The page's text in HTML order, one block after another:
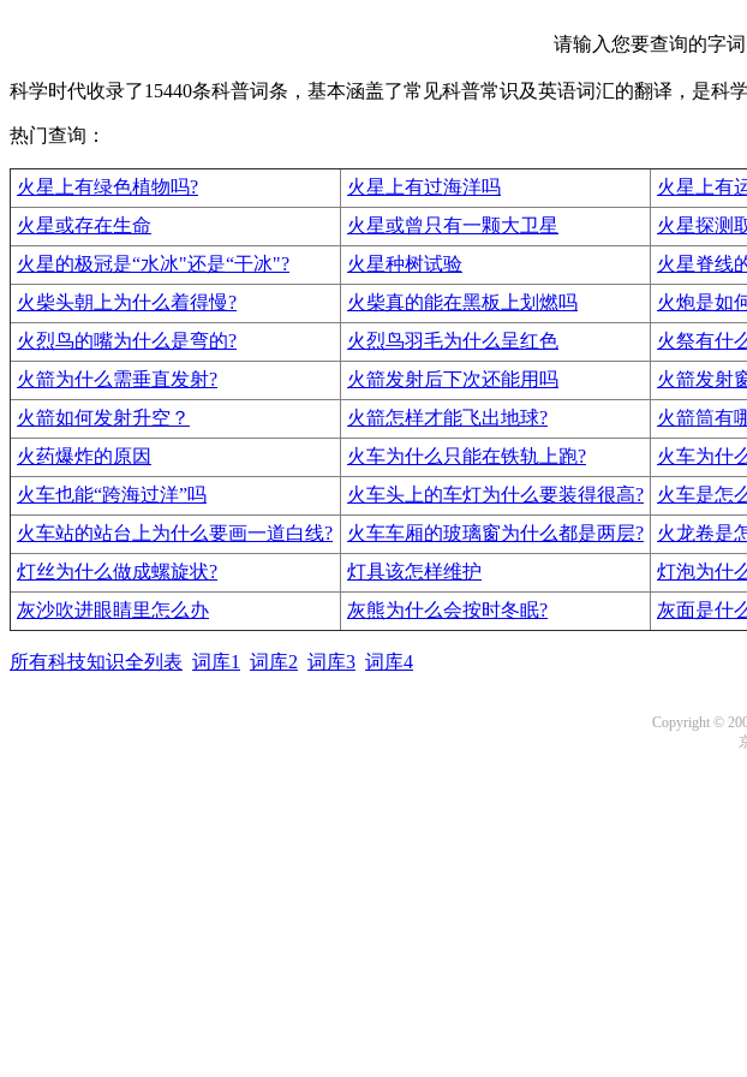
请输入您要查询的字词
科学时代收录了15440条科普词条，基本涵盖了常见科普常识及英语词汇的翻译，是科
热门查询：
火星上有绿色植物吗? 火星上有过海洋吗 火星上有
火星或存在生命
火星或曾只有一颗大卫星 火星探测
火星的极冠是“水冰"还是“干冰"?
火星种树试验 火星脊线
火柴头朝上为什么着得慢?
火柴真的能在黑板上划燃吗 火炮是如
火烈鸟的嘴为什么是弯的?
火烈鸟羽毛为什么呈红色 火祭有什
火箭为什么需垂直发射?
火箭发射后下次还能用吗 火箭发射
火箭如何发射升空？
火箭怎样才能飞出地球? 火箭筒有
火药爆炸的原因
火车为什么只能在铁轨上跑? 火车为什
火车也能“跨海过洋”吗
火车头上的车灯为什么要装得很高? 火车是怎
火车站的站台上为什么要画一道白线?
火车车厢的玻璃窗为什么都是两层? 火龙卷是
灯丝为什么做成螺旋状?
灯具该怎样维护 灯泡为什
灰沙吹进眼睛里怎么办
灰熊为什么会按时冬眠? 灰面是什
所有科技知识全列表 词库1 词库2 词库3 词库4
Copyright ©